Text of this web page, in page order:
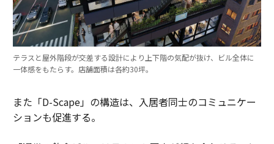
テラスと屋外階段が交差する設計により上下階の気配が抜け、ビル全体に
一体感をもたらす。店舗面積は各約30坪。
また「D-Scape」の構造は、入居者同士のコミュニケー
ションも促進する。